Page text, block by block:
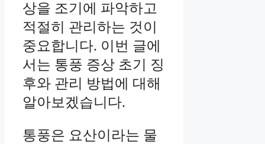
상을 조기에 파악하고
적절히 관리하는 것이
중요합니다. 이번 글에
서는 통풍 증상 초기 징
후와 관리 방법에 대해
알아보겠습니다.
통풍은 요산이라는 물